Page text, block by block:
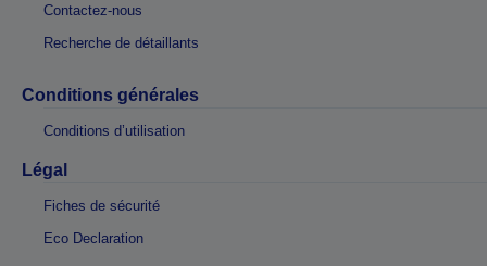
Contactez-nous
Recherche de détaillants
Conditions générales
Conditions d’utilisation
Légal
Fiches de sécurité
Eco Declaration